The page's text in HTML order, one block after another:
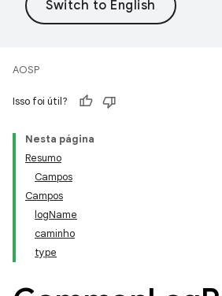
AOSP
Isso foi útil?
Nesta página
Resumo
Campos
Campos
logName
caminho
type